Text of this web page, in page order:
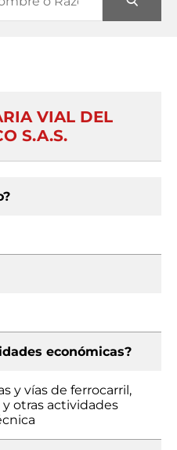
VIAL DEL
S.A.S.
económicas?
y vías de ferrocarril,
otras actividades